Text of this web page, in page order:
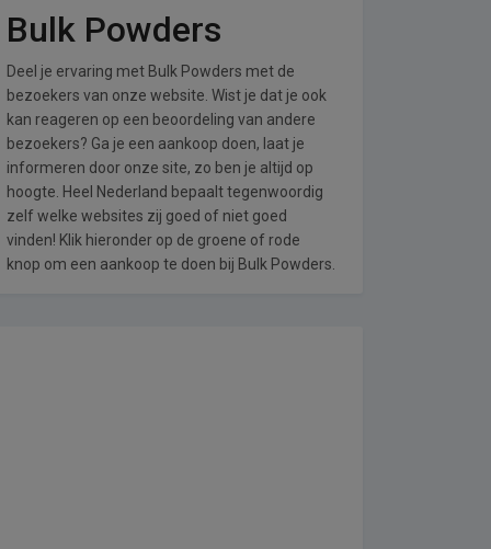
Bulk Powders
Deel je ervaring met Bulk Powders met de
bezoekers van onze website. Wist je dat je ook
kan reageren op een beoordeling van andere
bezoekers? Ga je een aankoop doen, laat je
informeren door onze site, zo ben je altijd op
hoogte. Heel Nederland bepaalt tegenwoordig
zelf welke websites zij goed of niet goed
vinden! Klik hieronder op de groene of rode
knop om een aankoop te doen bij Bulk Powders.